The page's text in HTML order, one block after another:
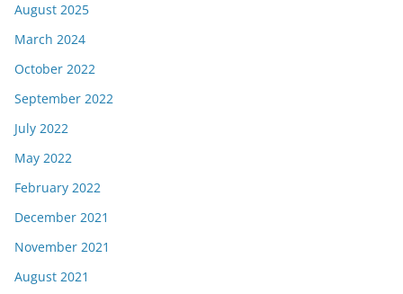
August 2025
March 2024
October 2022
September 2022
July 2022
May 2022
February 2022
December 2021
November 2021
August 2021